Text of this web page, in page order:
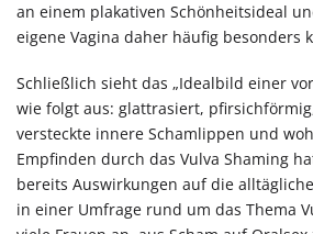
an einem plakativen Schönheitsideal
eigene Vagina daher häufig besonders
Schließlich sieht das „Idealbild einer
wie folgt aus: glattrasiert,
versteckte innere Schamlippen und
Empfinden durch das Vulva Shaming
bereits Auswirkungen auf die
in einer Umfrage rund um das Thema